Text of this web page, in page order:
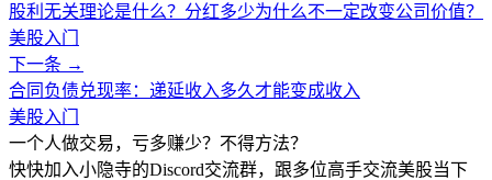
股利无关理论是什么？分红多少为什么不一定改变公司价值？
美股入门
下一条 →
合同负债兑现率：递延收入多久才能变成收入
美股入门
一个人做交易，亏多赚少？不得方法？
快快加入小隐寺的Discord交流群，跟多位高手交流美股当下